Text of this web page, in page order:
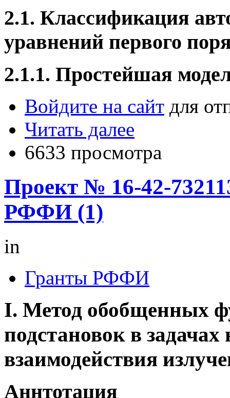
​2.1. Классификация
уравнений первого
2.1.1. Простейшая
Войдите на сайт для
Читать далее
6633 просмотра
Проект № 16-42-
РФФИ (1)
in
Гранты РФФИ
I. Метод обобщенных
подстановок в
взаимодействия
Аннтотация